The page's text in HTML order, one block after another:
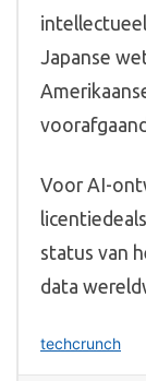
Japanse
Voor AI-
status van
data
techcrunch